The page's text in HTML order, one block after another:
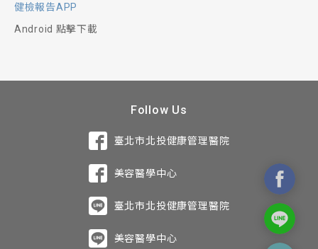
健檢報告APP
Android 點擊下載
Follow Us
臺北市北投健康管理醫院
美容醫學中心
臺北市北投健康管理醫院
美容醫學中心